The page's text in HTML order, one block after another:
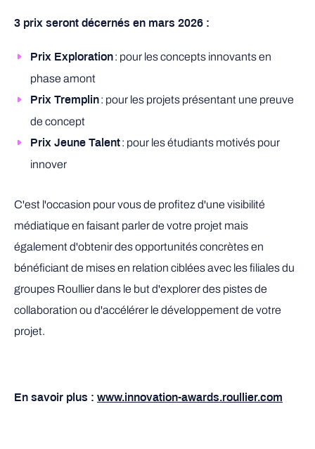
3 prix seront décernés en mars 2026 :
Prix Exploration : pour les concepts innovants en
phase amont
Prix Tremplin : pour les projets présentant une preuve
de concept
Prix Jeune Talent : pour les étudiants motivés pour
innover
C'est l'occasion pour vous de profitez d'une visibilité
médiatique en faisant parler de votre projet mais
également d'obtenir des opportunités concrètes en
bénéficiant de mises en relation ciblées avec les filiales du
groupes Roullier dans le but d'explorer des pistes de
collaboration ou d'accélérer le développement de votre
projet.
En savoir plus : www.innovation-awards.roullier.com